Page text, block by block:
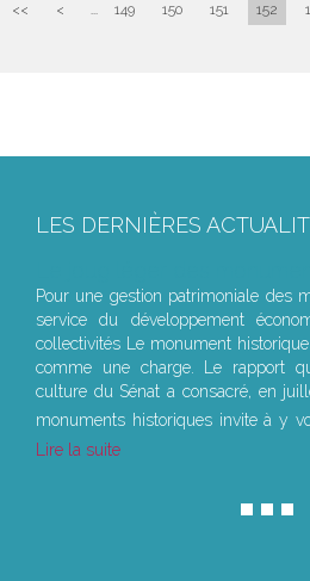
<< < ... 149 150 151 152
LES DERNIÈRES
Pour une gestion patrimoniale des
service du développement
collectivités Le monument
comme une charge. Le rapport
culture du Sénat a consacré, en
monuments historiques invite à y
Lire la suite